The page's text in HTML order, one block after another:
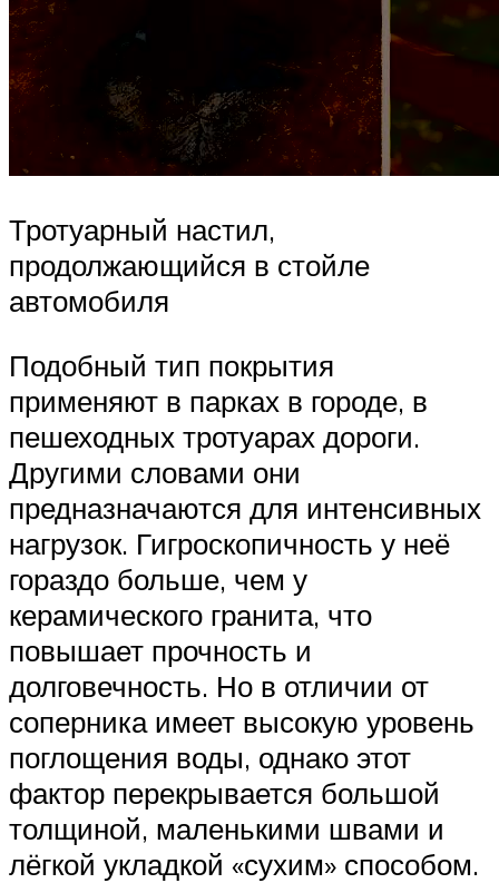
Тротуарный настил,
продолжающийся в стойле
автомобиля
Подобный тип покрытия
применяют в парках в городе, в
пешеходных тротуарах дороги.
Другими словами они
предназначаются для интенсивных
нагрузок. Гигроскопичность у неё
гораздо больше, чем у
керамического гранита, что
повышает прочность и
долговечность. Но в отличии от
соперника имеет высокую уровень
поглощения воды, однако этот
фактор перекрывается большой
толщиной, маленькими швами и
лёгкой укладкой «сухим» способом.